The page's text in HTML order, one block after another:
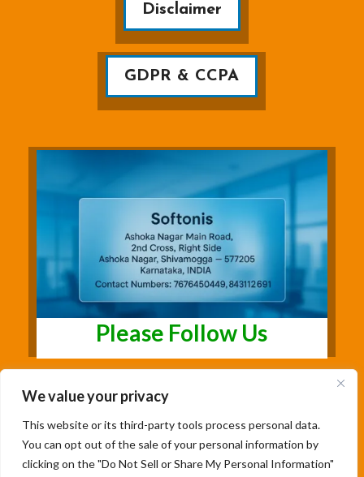
We value your privacy
This website or its third-party tools process personal data.
You can opt out of the sale of your personal information by
clicking on the "Do Not Sell or Share My Personal Information"
Disclaimer
GDPR & CCPA
Please Follow Us